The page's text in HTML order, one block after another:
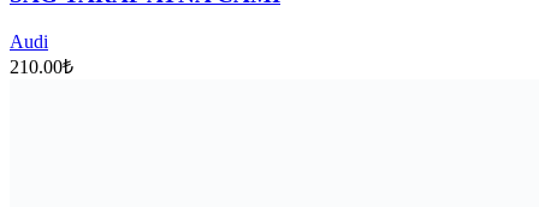
Audi
210.00₺